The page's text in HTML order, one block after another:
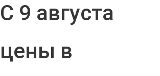
С 9 августа
цены в